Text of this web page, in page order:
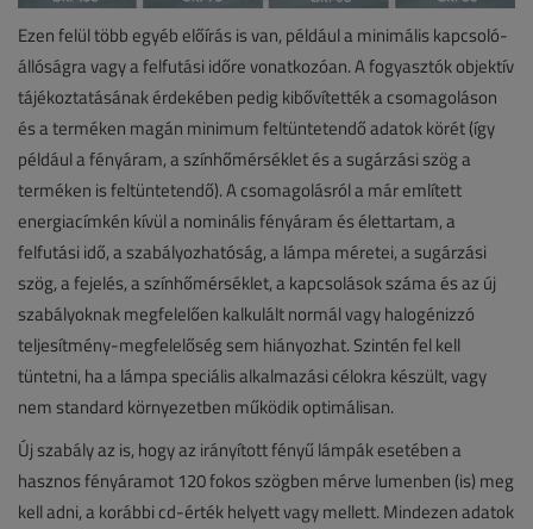
Ezen felül több egyéb előírás is van, például a minimális kapcsoló-
állóságra vagy a felfutási időre vonatkozóan. A fogyasztók objektív
tájékoztatásának érdekében pedig kibővítették a csomagoláson
és a terméken magán minimum feltüntetendő adatok körét (így
például a fényáram, a színhőmérséklet és a sugárzási szög a
terméken is feltüntetendő). A csomagolásról a már említett
energiacímkén kívül a nominális fényáram és élettartam, a
felfutási idő, a szabályozhatóság, a lámpa méretei, a sugárzási
szög, a fejelés, a színhőmérséklet, a kapcsolások száma és az új
szabályoknak megfelelően kalkulált normál vagy halogénizzó
teljesítmény-megfelelőség sem hiányozhat. Szintén fel kell
tüntetni, ha a lámpa speciális alkalmazási célokra készült, vagy
nem standard környezetben működik optimálisan.
Új szabály az is, hogy az irányított fényű lámpák esetében a
hasznos fényáramot 120 fokos szögben mérve lumenben (is) meg
kell adni, a korábbi cd-érték helyett vagy mellett. Mindezen adatok